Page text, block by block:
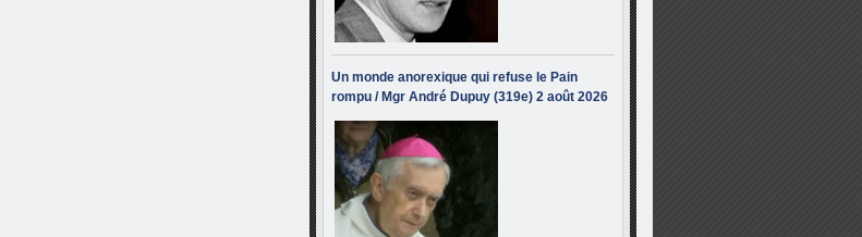
Un monde anorexique qui refuse le Pain
rompu / Mgr André Dupuy (319e) 2 août 2026